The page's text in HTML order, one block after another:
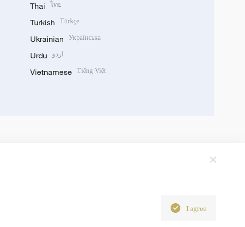
Thai ไทย
Turkish Türkçe
Ukrainian Українська
Urdu اردو
Vietnamese Tiếng Việt
I agree